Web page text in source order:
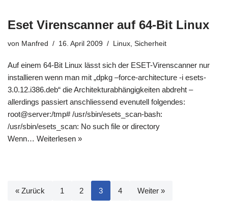
Eset Virenscanner auf 64-Bit Linux
von Manfred 16. April 2009 Linux, Sicherheit
Auf einem 64-Bit Linux lässt sich der ESET-Virenscanner nur
installieren wenn man mit „dpkg –force-architecture -i esets-
3.0.12.i386.deb“ die Architekturabhängigkeiten abdreht –
allerdings passiert anschliessend evenutell folgendes:
root@server:/tmp# /usr/sbin/esets_scan-bash:
/usr/sbin/esets_scan: No such file or directory
Wenn… Weiterlesen »
« Zurück 1 2 3 4 Weiter »